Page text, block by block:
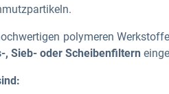
polymeren
, Sieb- oder Scheibenfiltern